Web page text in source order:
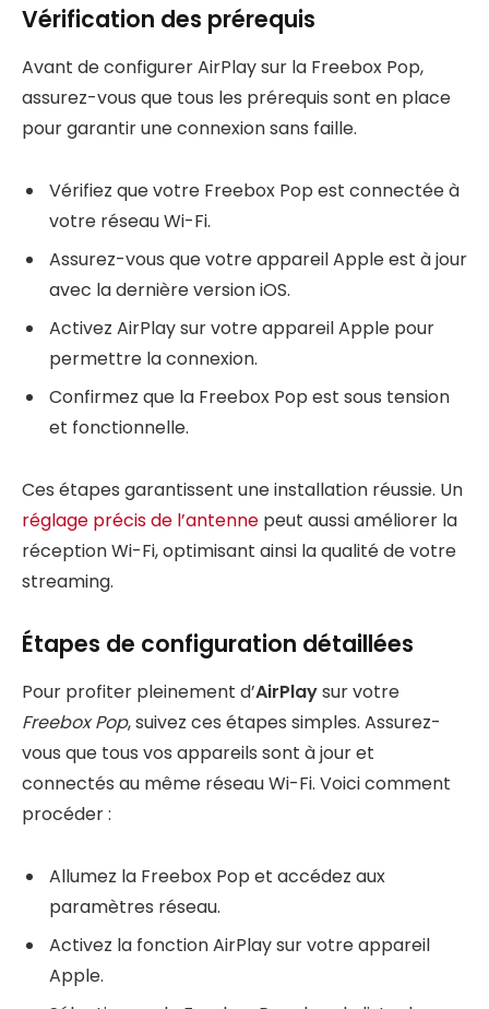
Vérification des prérequis
Avant de configurer AirPlay sur la Freebox Pop,
assurez-vous que tous les prérequis sont en place
pour garantir une connexion sans faille.
Vérifiez que votre Freebox Pop est connectée à
votre réseau Wi-Fi.
Assurez-vous que votre appareil Apple est à jour
avec la dernière version iOS.
Activez AirPlay sur votre appareil Apple pour
permettre la connexion.
Confirmez que la Freebox Pop est sous tension
et fonctionnelle.
Ces étapes garantissent une installation réussie. Un
réglage précis de l’antenne peut aussi améliorer la
réception Wi-Fi, optimisant ainsi la qualité de votre
streaming.
Étapes de configuration détaillées
Pour profiter pleinement d’AirPlaysur votre
Freebox Pop, suivez ces étapes simples. Assurez-
vous que tous vos appareils sont à jour et
connectés au même réseau Wi-Fi. Voici comment
procéder :
Allumez la Freebox Pop et accédez aux
paramètres réseau.
Activez la fonction AirPlay sur votre appareil
Apple.